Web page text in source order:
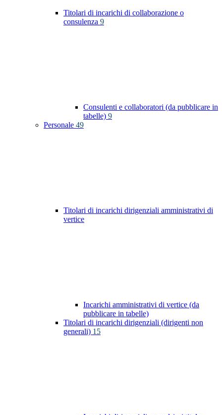
Titolari di incarichi di collaborazione o
consulenza 9
Consulenti e collaboratori (da pubblicare in
tabelle) 9
Personale 49
Titolari di incarichi dirigenziali amministrativi di
vertice
Incarichi amministrativi di vertice (da
pubblicare in tabelle)
Titolari di incarichi dirigenziali (dirigenti non
generali) 15